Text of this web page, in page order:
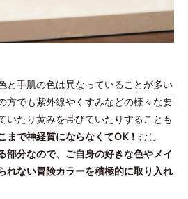
と手肌の色は異なっていることが多い
方でも紫外線やくすみなどの様々な要
いたり黄みを帯びていたりすることも
まで神経質にならなくてOK！ むし
部分なので、ご自身の好きな色やメイ
れない冒険カラーを積極的に取り入れ